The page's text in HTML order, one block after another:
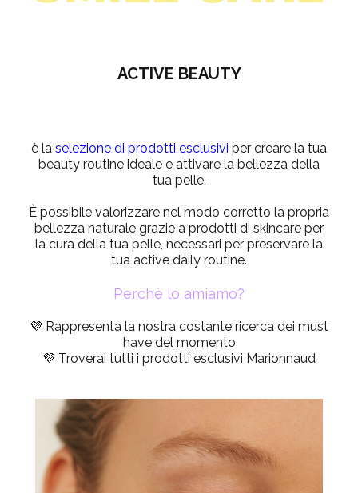
ACTIVE BEAUTY
è la selezione di prodotti esclusivi per creare la tua
beauty routine ideale e attivare la bellezza della
tua pelle.
È possibile valorizzare nel modo corretto la propria
bellezza naturale grazie a prodotti di skincare per
la cura della tua pelle, necessari per preservare la
tua active daily routine.
Perchè lo amiamo?
💜 Rappresenta la nostra costante ricerca dei must
have del momento
💜 Troverai tutti i prodotti esclusivi Marionnaud